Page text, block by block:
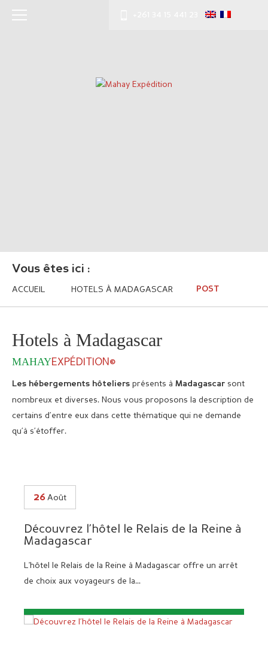
Vous êtes ici :
ACCUEIL HOTELS À MADAGASCAR POST
Hotels à Madagascar
MAHAYEXPÉDITION©
Les hébergements hôteliers présents à Madagascar sont
nombreux et diverses. Nous vous proposons la description de
certains d’entre eux dans cette thématique qui ne demande
qu’à s’étoffer.
26 Août
Découvrez l’hôtel le Relais de la Reine à
Madagascar
L'hôtel le Relais de la Reine à Madagascar offre un arrêt
de choix aux voyageurs de la...